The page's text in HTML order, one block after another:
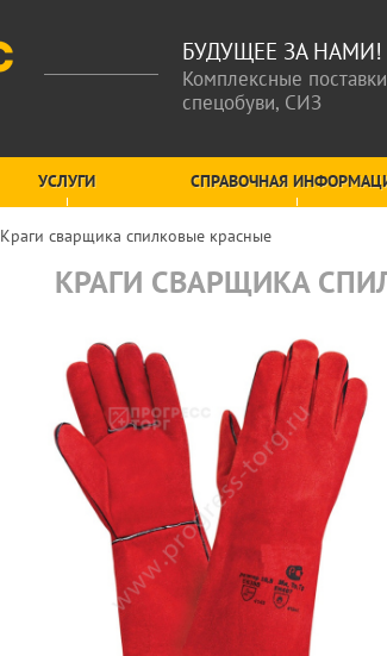
БУДУЩЕЕ ЗА НАМИ!
Комплексные
спецобуви, СИЗ
УСЛУГИ СПРАВОЧНАЯ
Краги сварщика спилковые красные
КРАГИ СВАРЩИКА